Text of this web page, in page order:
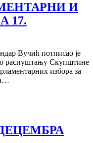
И
17.
Вучић потписао је
о распуштању Скупштине
избора за